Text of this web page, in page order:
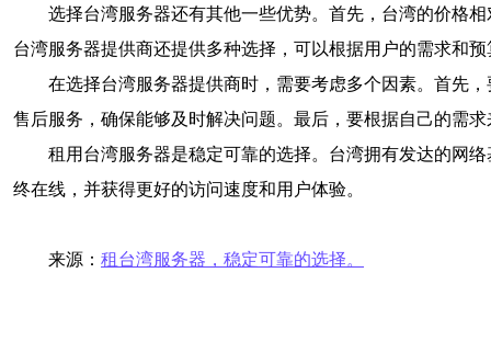
选择台湾服务器还有其他一些优势。首先，台湾的价格
台湾服务器提供商还提供多种选择，可以根据用户的需求和
在选择台湾服务器提供商时，需要考虑多个因素。首先
售后服务，确保能够及时解决问题。最后，要根据自己的需
租用台湾服务器是稳定可靠的选择。台湾拥有发达的网
终在线，并获得更好的访问速度和用户体验。
来源： 租台湾服务器，稳定可靠的选择。